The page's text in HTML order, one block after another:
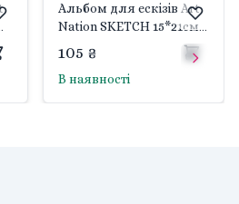
Альбом для ескізів Art
Nation SKETCH 15*21см
24арк 200gsm на спіралі
у плівці XQSU5200
Josefotten
105 ₴
В наявності